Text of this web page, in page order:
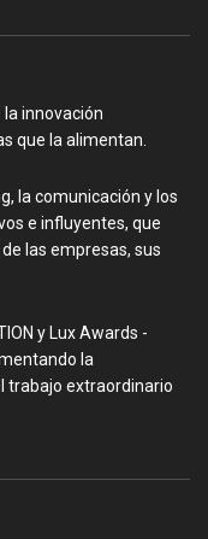
innovación
que la alimentan.
la comunicación y los
e influyentes, que
las empresas, sus
y Lux Awards -
la
trabajo extraordinario